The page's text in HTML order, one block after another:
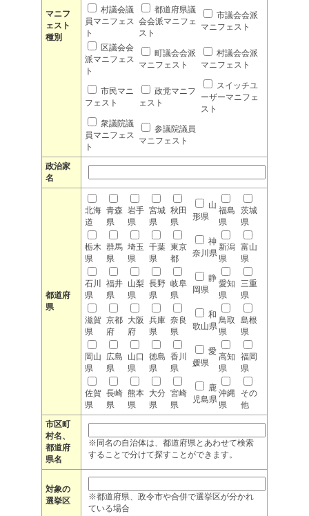
マニフ
ェスト
種別
村議会議
員マニフェス
ト
都道府県議
会会派マニフェ
スト
市議会会派
マニフェスト
区議会会
派マニフェス
ト
町議会会派
マニフェスト
村議会会派
マニフェスト
市民マニ
フェスト
政党マニフ
ェスト
スイッチユ
ーザーマニフェ
スト
衆議院議
員マニフェス
ト
参議院議員
マニフェスト
政治家
名
都道府
県
北海
道
青森
県
岩手
県
宮城
県
秋田
県
山
形県
福島
県
茨城
県
栃木
県
群馬
県
埼玉
県
千葉
県
東京
都
神
奈川県
新潟
県
富山
県
石川
県
福井
県
山梨
県
長野
県
岐阜
県
静
岡県
愛知
県
三重
県
滋賀
県
京都
府
大阪
府
兵庫
県
奈良
県
和
歌山県
鳥取
県
島根
県
岡山
県
広島
県
山口
県
徳島
県
香川
県
愛
媛県
高知
県
福岡
県
佐賀
県
長崎
県
熊本
県
大分
県
宮崎
県
鹿
児島県
沖縄
県
その
他
市区町
村名、
都道府
県名
※同名の自治体は、都道府県とあわせて検索
することで分けて探すことができます。
対象の
選挙区
※都道府県、政令市や合併で選挙区が分かれ
ている場合